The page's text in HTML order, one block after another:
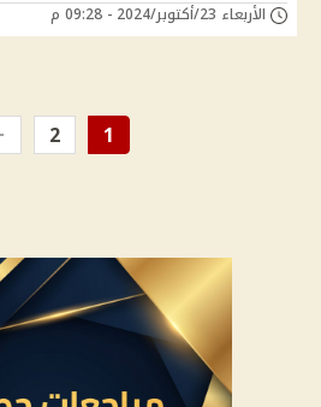
الأربعاء 23/أكتوبر/2024 - 09:28 م
1
2